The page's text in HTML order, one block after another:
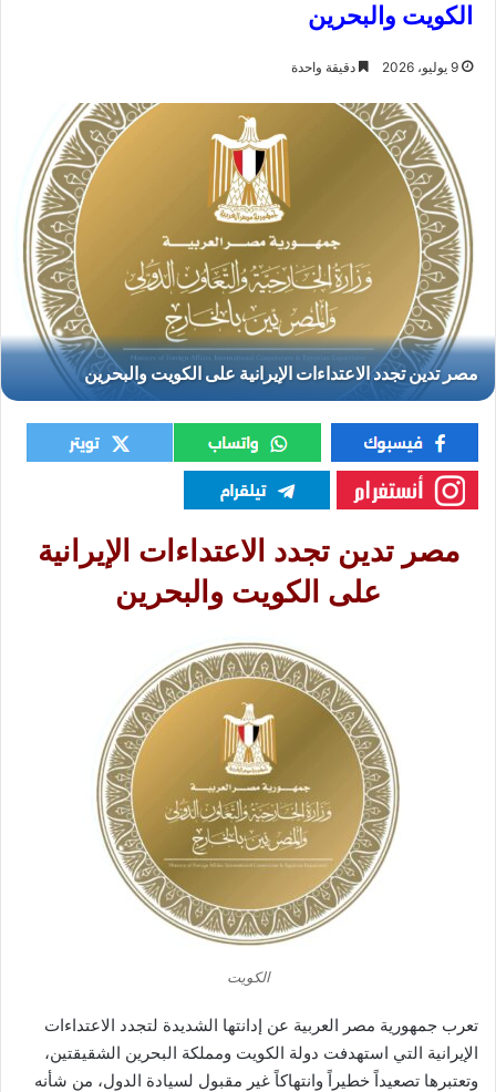
الكويت والبحرين
9 يوليو، 2026 دقيقة واحدة
مصر تدين تجدد الاعتداءات الإيرانية
على الكويت والبحرين
الكويت
تعرب جمهورية مصر العربية عن إدانتها الشديدة لتجدد الاعتداءات
الإيرانية التي استهدفت دولة الكويت ومملكة البحرين الشقيقتين،
وتعتبرها تصعيداً خطيراً وانتهاكاً غير مقبول لسيادة الدول، من شأنه